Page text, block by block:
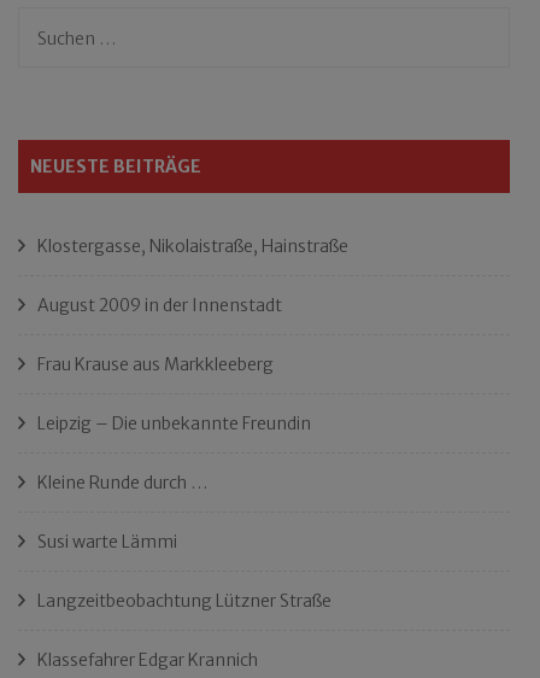
Suchen
NEUESTE BEITRÄGE
Klostergasse, Nikolaistraße, Hainstraße
August 2009 in der Innenstadt
Frau Krause aus Markkleeberg
Leipzig – Die unbekannte Freundin
Kleine Runde durch …
Susi warte Lämmi
Langzeitbeobachtung Lützner Straße
Klassefahrer Edgar Krannich